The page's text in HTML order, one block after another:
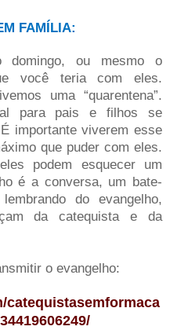
FAMÍLIA:
domingo, ou mesmo o
você teria com eles.
uma “quarentena”.
para pais e filhos se
importante viverem esse
que puder com eles.
podem esquecer um
é a conversa, um bate-
do evangelho,
da catequista e da
o evangelho:
catequistasemformaca